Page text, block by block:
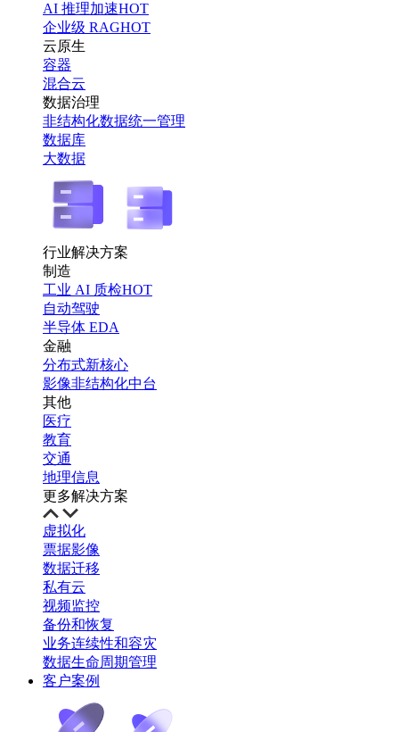
AI 推理加速HOT
企业级 RAGHOT
云原生
容器
混合云
数据治理
非结构化数据统一管理
数据库
大数据
行业解决方案
制造
工业 AI 质检HOT
自动驾驶
半导体 EDA
金融
分布式新核心
影像非结构化中台
其他
医疗
教育
交通
地理信息
更多解决方案
虚拟化
票据影像
数据迁移
私有云
视频监控
备份和恢复
业务连续性和容灾
数据生命周期管理
客户案例